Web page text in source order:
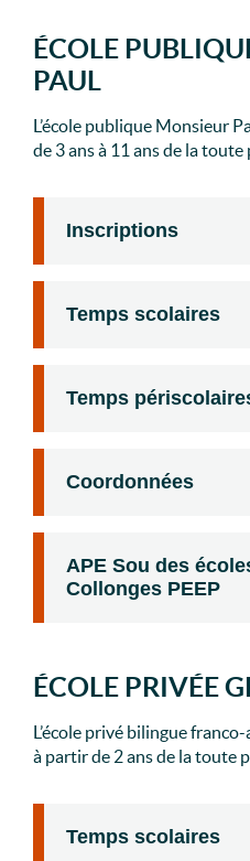
ÉCOLE
PAUL
L’école publique Monsieur
de 3 ans à 11 ans de la
Inscriptions
Temps scolaires
Temps
Coordonnées
APE Sou des
Collonges PEEP
ÉCOLE PRIVÉE
L’école privé bilingue
à partir de 2 ans de la toute
Temps scolaires